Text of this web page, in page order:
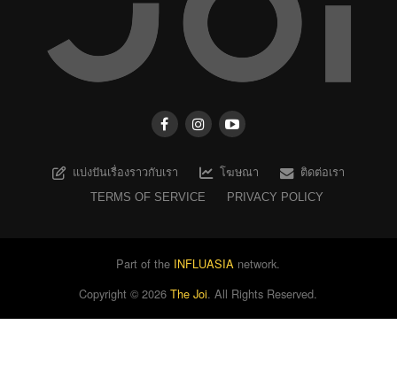
แบ่งปันเรื่องราวกับเรา โฆษณา
ติดต่อเรา
TERMS OF SERVICE
PRIVACY POLICY
Part of the INFLUASIA network.
Copyright ©2026 The Joi. All Rights Reserved.